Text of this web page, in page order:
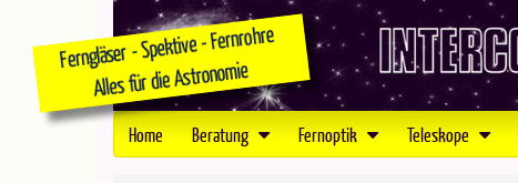
Home Beratung Fernoptik Teleskope